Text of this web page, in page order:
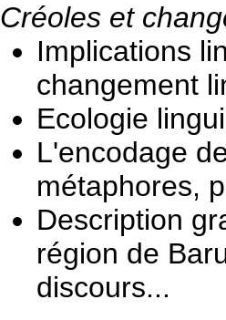
Créoles et
Implications
changement
Ecologie
L'encodage
métaphores,
Description
région de
discours...